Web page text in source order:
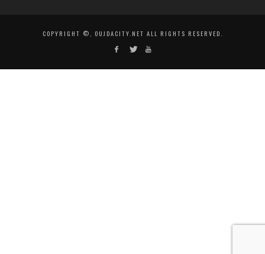
COPYRIGHT ©, OUJDACITY.NET ALL RIGHTS RESERVED.